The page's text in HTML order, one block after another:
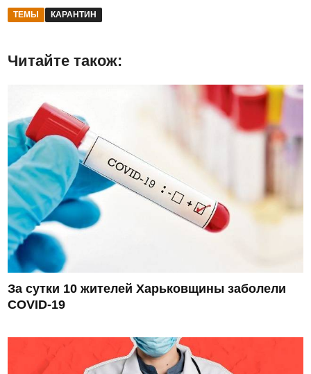
ТЕМЫ КАРАНТИН
Читайте також:
За сутки 10 жителей Харьковщины заболели
COVID-19